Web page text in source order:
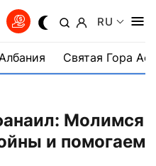
RU
Святая Гора
Молимся
и помогаем